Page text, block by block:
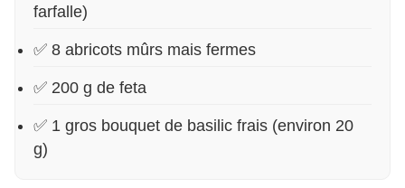
farfalle)
✅ 8 abricots mûrs mais fermes
✅ 200 g de feta
✅ 1 gros bouquet de basilic frais (environ 20
g)